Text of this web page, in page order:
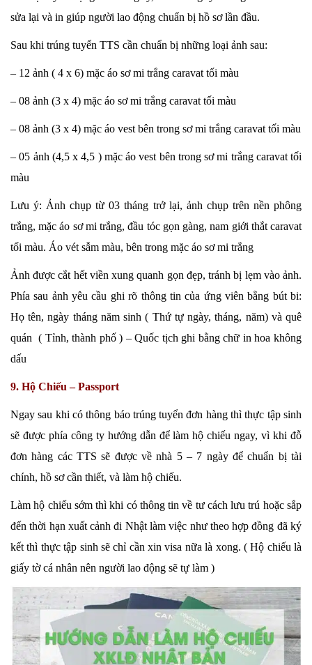
sửa lại và in giúp người lao động chuẩn bị hồ sơ lần đầu.
Sau khi trúng tuyển TTS cần chuẩn bị những loại ảnh sau:
– 12 ảnh ( 4 x 6) mặc áo sơ mi trắng caravat tối màu
– 08 ảnh (3 x 4) mặc áo sơ mi trắng caravat tối màu
– 08 ảnh (3 x 4) mặc áo vest bên trong sơ mi trắng caravat tối màu
– 05 ảnh (4,5 x 4,5 ) mặc áo vest bên trong sơ mi trắng caravat tối
màu
Lưu ý: Ảnh chụp từ 03 tháng trở lại, ảnh chụp trên nền phông
trắng, mặc áo sơ mi trắng, đầu tóc gọn gàng, nam giới thắt caravat
tối màu. Áo vét sẫm màu, bên trong mặc áo sơ mi trắng
Ảnh được cắt hết viền xung quanh gọn đẹp, tránh bị lẹm vào ảnh.
Phía sau ảnh yêu cầu ghi rõ thông tin của ứng viên bằng bút bi:
Họ tên, ngày tháng năm sinh ( Thứ tự ngày, tháng, năm) và quê
quán ( Tỉnh, thành phố ) – Quốc tịch ghi bằng chữ in hoa không
dấu
9. Hộ Chiếu – Passport
Ngay sau khi có thông báo trúng tuyển đơn hàng thì thực tập sinh
sẽ được phía công ty hướng dẫn để làm hộ chiếu ngay, vì khi đỗ
đơn hàng các TTS sẽ được về nhà 5 – 7 ngày để chuẩn bị tài
chính, hồ sơ cần thiết, và làm hộ chiếu.
Làm hộ chiếu sớm thì khi có thông tin về tư cách lưu trú hoặc sắp
đến thời hạn xuất cảnh đi Nhật làm việc như theo hợp đồng đã ký
kết thì thực tập sinh sẽ chỉ cần xin visa nữa là xong. ( Hộ chiếu là
giấy tờ cá nhân nên người lao động sẽ tự làm )